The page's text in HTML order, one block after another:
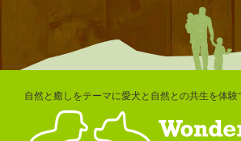
自然と癒しをテーマに愛犬と自然との共生を体験